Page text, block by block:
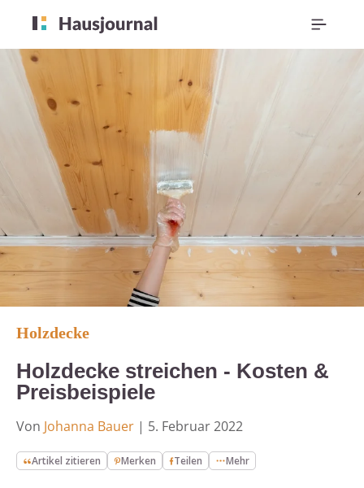
Holzdecke
Holzdecke streichen - Kosten &
Preisbeispiele
Von Johanna Bauer | 5. Februar 2022
Artikel zitieren Merken Teilen Mehr